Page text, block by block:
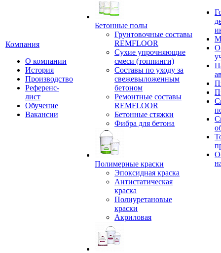
Компания
О компании
История
Производство
Референс-
лист
Обучение
Вакансии
Бетонные полы
Грунтовочные составы
REMFLOOR
Сухие упрочняющие
смеси (топпинги)
Составы по уходу за
свежевыложенным
бетоном
Ремонтные составы
REMFLOOR
Бетонные стяжки
Фибра для бетона
Полимерные краски
Эпоксидная краска
Антистатическая
краска
Полиуретановые
краски
Акриловая